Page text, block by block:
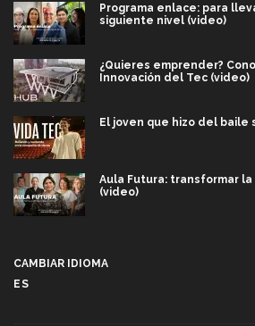
Programa enlace: para
siguiente nivel (video)
¿Quieres emprender?
Innovación del Tec (video)
El joven que hizo del baile
Aula Futura: transformar
(video)
CAMBIAR IDIOMA
ES